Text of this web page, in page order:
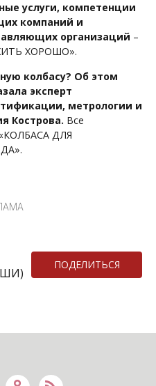
услуги, компетенции
компаний и
организаций –
ХОРОШО».
колбасу? Об этом
эксперт
метрологии и
Кострова. Все
ДЛЯ
ПОДЕЛИТЬСЯ